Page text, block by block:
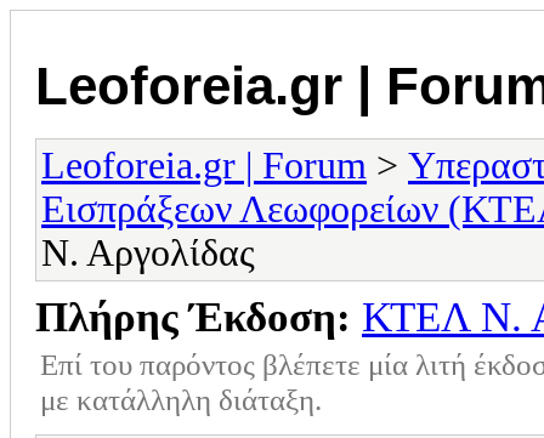
Leoforeia.gr |
Leoforeia.gr | Forum >
Εισπράξεων Λεωφορείων
Ν. Αργολίδας
Πλήρης Έκδοση: ΚΤΕΛ Ν.
Επί του παρόντος βλέπετε μία λιτή
με κατάλληλη διάταξη.